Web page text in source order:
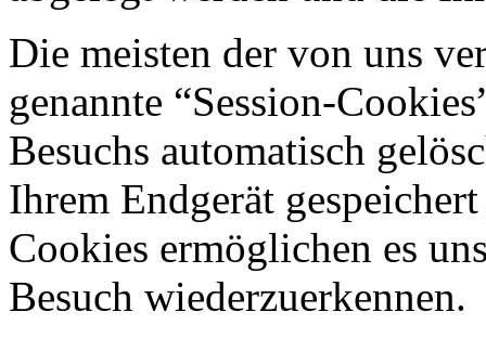
Die meisten der von uns
genannte “Session-
Besuchs automatisch
Ihrem Endgerät
Cookies ermöglichen es
Besuch wiederzuerkennen.